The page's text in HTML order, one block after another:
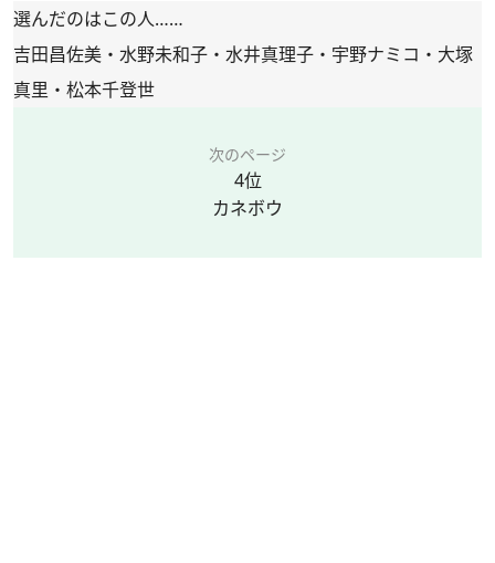
選んだのはこの人……
吉田昌佐美・水野未和子・水井真理子・宇野ナミコ・大塚
真里・松本千登世
次のページ
4位
カネボウ